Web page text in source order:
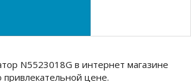
N5523018G в интернет магазине
цене.